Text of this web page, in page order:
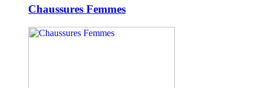
Chaussures Femmes